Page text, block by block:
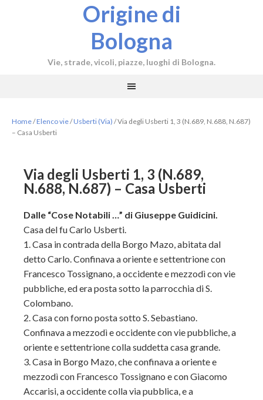
Origine di
Bologna
Vie, strade, vicoli, piazze, luoghi di Bologna.
Home/Elenco vie/Usberti (Via) /Via degli Usberti 1, 3 (N.689, N.688, N.687)
– Casa Usberti
Via degli Usberti 1, 3 (N.689,
N.688, N.687) – Casa Usberti
Dalle “Cose Notabili …” di Giuseppe Guidicini.
Casa del fu Carlo Usberti.
1. Casa in contrada della Borgo Mazo, abitata dal
detto Carlo. Confinava a oriente e settentrione con
Francesco Tossignano, a occidente e mezzodì con vie
pubbliche, ed era posta sotto la parrocchia di S.
Colombano.
2. Casa con forno posta sotto S. Sebastiano.
Confinava a mezzodì e occidente con vie pubbliche, a
oriente e settentrione colla suddetta casa grande.
3. Casa in Borgo Mazo, che confinava a oriente e
mezzodì con Francesco Tossignano e con Giacomo
Accarisi, a occidente colla via pubblica, e a